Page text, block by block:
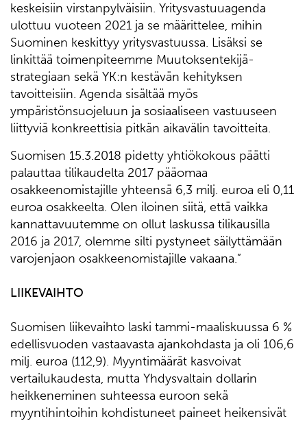
keskeisiin virstanpylväisiin. Yritysvastuuagenda
ulottuu vuoteen 2021 ja se määrittelee, mihin
Suominen keskittyy yritysvastuussa. Lisäksi se
linkittää toimenpiteemme Muutoksentekijä-
strategiaan sekä YK:n kestävän kehityksen
tavoitteisiin. Agenda sisältää myös
ympäristönsuojeluun ja sosiaaliseen vastuuseen
liittyviä konkreettisia pitkän aikavälin tavoitteita.
Suomisen 15.3.2018 pidetty yhtiökokous päätti
palauttaa tilikaudelta 2017 pääomaa
osakkeenomistajille yhteensä 6,3 milj. euroa eli 0,11
euroa osakkeelta. Olen iloinen siitä, että vaikka
kannattavuutemme on ollut laskussa tilikausilla
2016 ja 2017, olemme silti pystyneet säilyttämään
varojenjaon osakkeenomistajille vakaana.”
LIIKEVAIHTO
Suomisen liikevaihto laski tammi-maaliskuussa 6 %
edellisvuoden vastaavasta ajankohdasta ja oli 106,6
milj. euroa (112,9). Myyntimäärät kasvoivat
vertailukaudesta, mutta Yhdysvaltain dollarin
heikkeneminen suhteessa euroon sekä
myyntihintoihin kohdistuneet paineet heikensivät